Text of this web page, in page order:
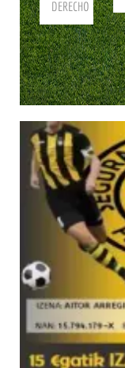
DERECHO